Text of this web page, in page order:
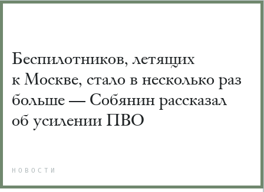
Беспилотников, летящих
к Москве, стало в несколько раз
больше — Собянин рассказал
об усилении ПВО
НОВОСТИ